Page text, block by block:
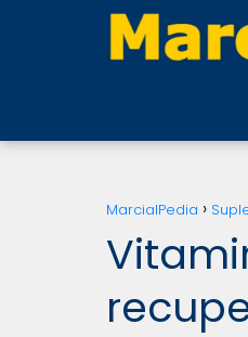
MarcialPedia